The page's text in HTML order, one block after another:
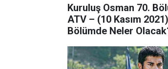
Kuruluş Osman 70.
ATV – (10 Kasım
Bölümde Neler